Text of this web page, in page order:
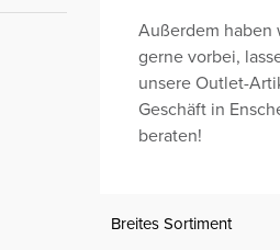
Außerdem haben
gerne vorbei,
unsere Outlet-
Geschäft in
beraten!
Breites Sortiment